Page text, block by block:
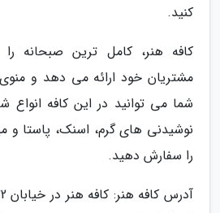
کنید.
کافه هنر، کامل ترین صبحانه
مشتریان خود ارائه می دهد و
شما می توانید در این کافه
نوشیدنی های گرم، اسنک، پاستا
را سفارش دهید.